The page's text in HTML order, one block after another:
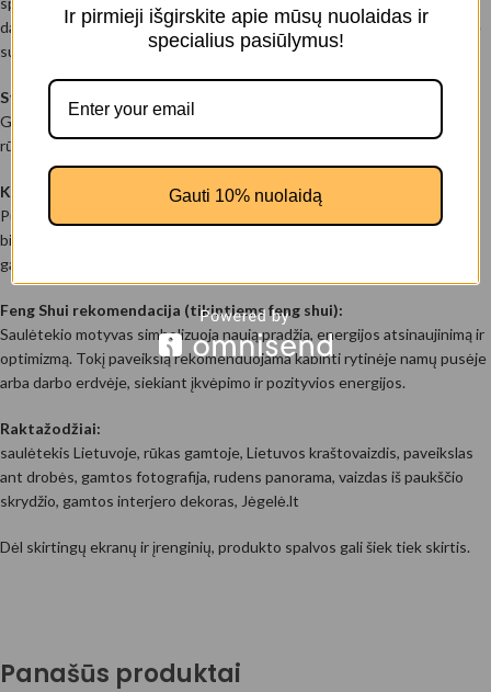
dangus sukuria ramią, beveik svajingą atmosferą. Toks vaizdas interjere
suteikia šviesos, ramybės ir natūralaus gamtos grožio pojūtį.
Stilius:
Gamtos fotografija iš paukščio skrydžio. Atmosferinis kraštovaizdis su
rūko efektu, švelnia rytine šviesa ir plačia panoramine kompozicija.
Kur tinka:
Puikiai tinka svetainėje, darbo kambaryje, miegamajame ar moderniame
biure. Šis paveikslas ant drobės ypač dera šviesiuose, moderniuose ar
gamtos motyvais įkvėptuose interjeruose.
Feng Shui rekomendacija (tikintiems feng shui):
Saulėtekio motyvas simbolizuoja naują pradžią, energijos atsinaujinimą ir
optimizmą. Tokį paveikslą rekomenduojama kabinti rytinėje namų pusėje
arba darbo erdvėje, siekiant įkvėpimo ir pozityvios energijos.
Raktažodžiai:
saulėtekis Lietuvoje, rūkas gamtoje, Lietuvos kraštovaizdis, paveikslas
ant drobės, gamtos fotografija, rudens panorama, vaizdas iš paukščio
skrydžio, gamtos interjero dekoras, Jėgelė.lt
Dėl skirtingų ekranų ir įrenginių, produkto spalvos gali šiek tiek skirtis.
Panašūs produktai
Ir pirmieji išgirskite apie mūsų nuolaidas ir
specialius pasiūlymus!
Gauti 10% nuolaidą